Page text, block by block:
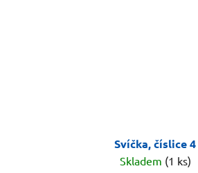
Svíčka, číslice 4
Skladem (1 ks)